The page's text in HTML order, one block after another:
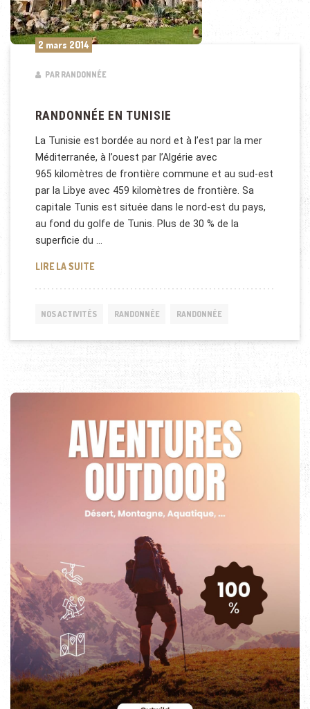
2 mars 2014
PAR RANDONNÉE
RANDONNÉE EN TUNISIE
La Tunisie est bordée au nord et à l’est par la mer
Méditerranée, à l’ouest par l’Algérie avec
965 kilomètres de frontière commune et au sud-est
par la Libye avec 459 kilomètres de frontière. Sa
capitale Tunis est située dans le nord-est du pays,
au fond du golfe de Tunis. Plus de 30 % de la
superficie du …
LIRE LA SUITERANDONNÉE EN TUNISIE
NOS ACTIVITÉS RANDONNÉE RANDONNÉE